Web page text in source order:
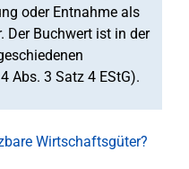
oder Entnahme als
Der Buchwert ist in der
Abs. 3 Satz 4 EStG).
Wirtschaftsgüter?